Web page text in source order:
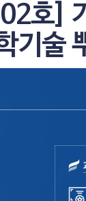
호]
기술